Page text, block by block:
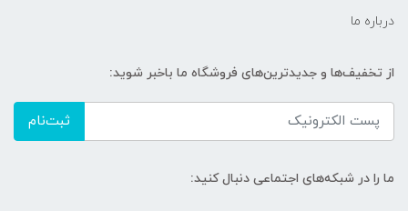
درباره ما
از تخفیف‌ها و جدیدترین‌های فروشگاه ما باخبر شوید:
ثبت‌نام
ما را در شبکه‌های اجتماعی دنبال کنید: